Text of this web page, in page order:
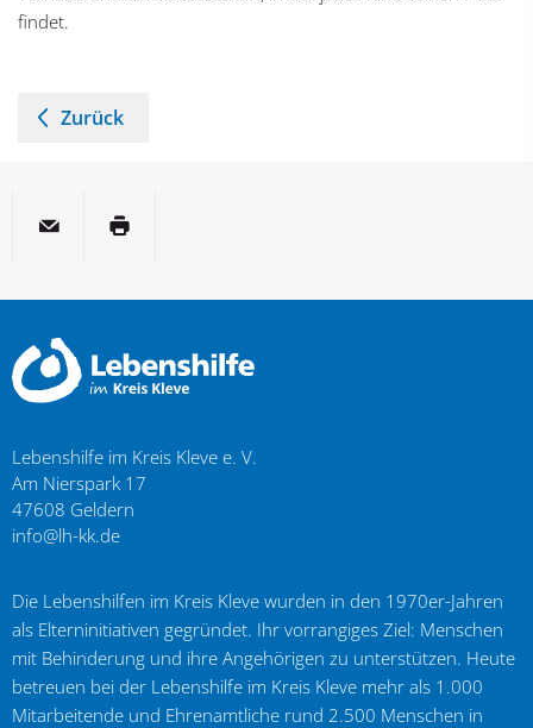
findet.
Zurück
per E-MailSeite drucken
Lebenshilfe im Kreis Kleve e. V.
Am Nierspark 17
47608 Geldern
info@lh-kk.de
Die Lebenshilfen im Kreis Kleve wurden in den 1970er-Jahren
als Elterninitiativen gegründet. Ihr vorrangiges Ziel: Menschen
mit Behinderung und ihre Angehörigen zu unterstützen. Heute
betreuen bei der Lebenshilfe im Kreis Kleve mehr als 1.000
Mitarbeitende und Ehrenamtliche rund 2.500 Menschen in